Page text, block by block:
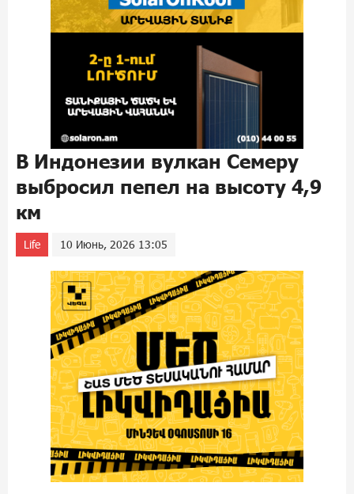
В Индонезии вулкан Семеру
выбросил пепел на высоту 4,9
км
Life 10 Июнь, 2026 13:05